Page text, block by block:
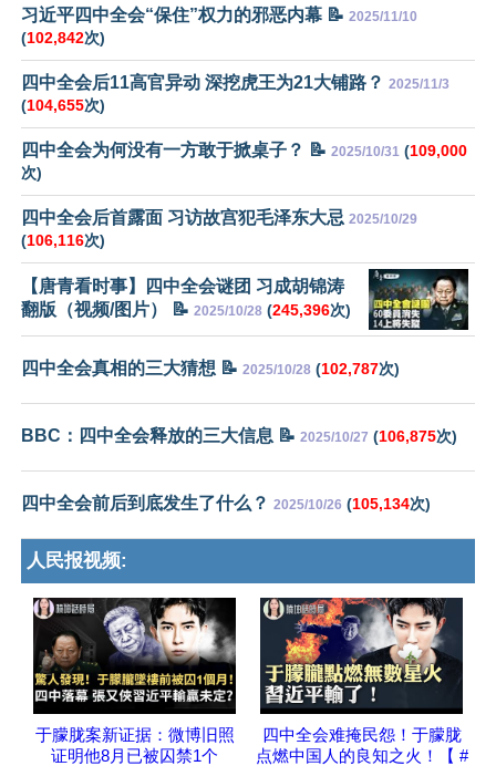
习近平四中全会“保住”权力的邪恶内幕 📝 2025/11/10
(102,842次)
四中全会后11高官异动 深挖虎王为21大铺路？ 2025/11/3
(104,655次)
四中全会为何没有一方敢于掀桌子？ 📝 2025/10/31 (109,000
次)
四中全会后首露面 习访故宫犯毛泽东大忌 2025/10/29
(106,116次)
【唐青看时事】四中全会谜团 习成胡锦涛
翻版（视频/图片） 📝 2025/10/28 (245,396次)
四中全会真相的三大猜想 📝 2025/10/28 (102,787次)
BBC：四中全会释放的三大信息 📝 2025/10/27 (106,875次)
四中全会前后到底发生了什么？ 2025/10/26 (105,134次)
人民报视频:
于朦胧案新证据：微博旧照
证明他8月已被囚禁1个
四中全会难掩民怨！于朦胧
点燃中国人的良知之火！【 #